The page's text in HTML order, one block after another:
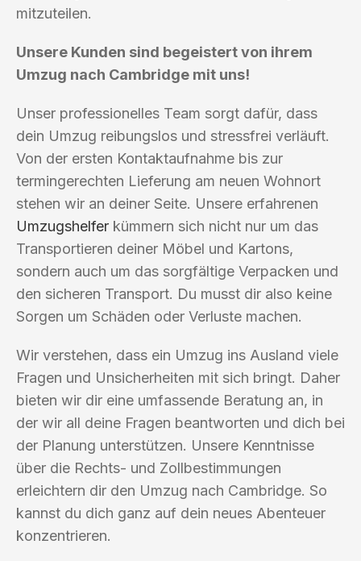
mitzuteilen.
Unsere Kunden sind begeistert von ihrem
Umzug nach Cambridge mit uns!
Unser professionelles Team sorgt dafür, dass
dein Umzug reibungslos und stressfrei verläuft.
Von der ersten Kontaktaufnahme bis zur
termingerechten Lieferung am neuen Wohnort
stehen wir an deiner Seite. Unsere erfahrenen
Umzugshelfer kümmern sich nicht nur um das
Transportieren deiner Möbel und Kartons,
sondern auch um das sorgfältige Verpacken und
den sicheren Transport. Du musst dir also keine
Sorgen um Schäden oder Verluste machen.
Wir verstehen, dass ein Umzug ins Ausland viele
Fragen und Unsicherheiten mit sich bringt. Daher
bieten wir dir eine umfassende Beratung an, in
der wir all deine Fragen beantworten und dich bei
der Planung unterstützen. Unsere Kenntnisse
über die Rechts- und Zollbestimmungen
erleichtern dir den Umzug nach Cambridge. So
kannst du dich ganz auf dein neues Abenteuer
konzentrieren.